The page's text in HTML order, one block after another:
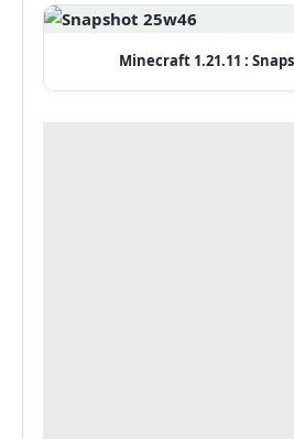
Minecraft 1.21.11 :